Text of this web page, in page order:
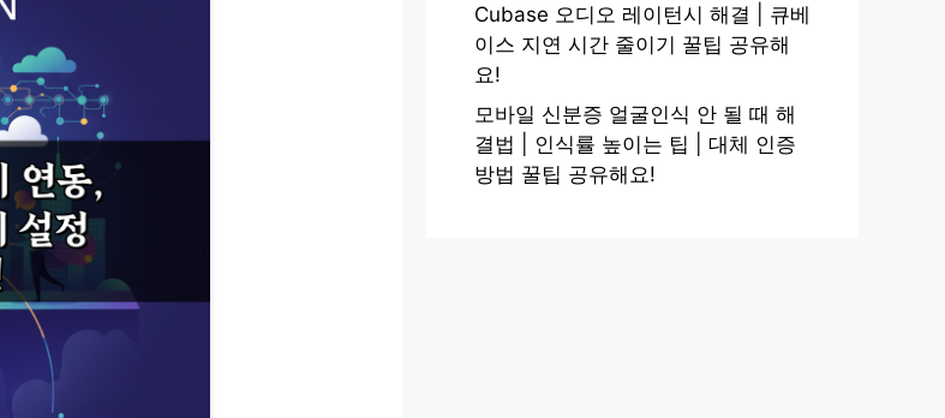
Cubase 오디오 레이턴시 해결 | 큐베
이스 지연 시간 줄이기 꿀팁 공유해
요!
모바일 신분증 얼굴인식 안 될 때 해
결법 | 인식률 높이는 팁 | 대체 인증
방법 꿀팁 공유해요!